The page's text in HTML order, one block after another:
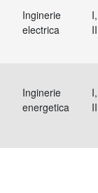
Inginerie
electrica
I,
II
Inginerie
energetica
I,
II